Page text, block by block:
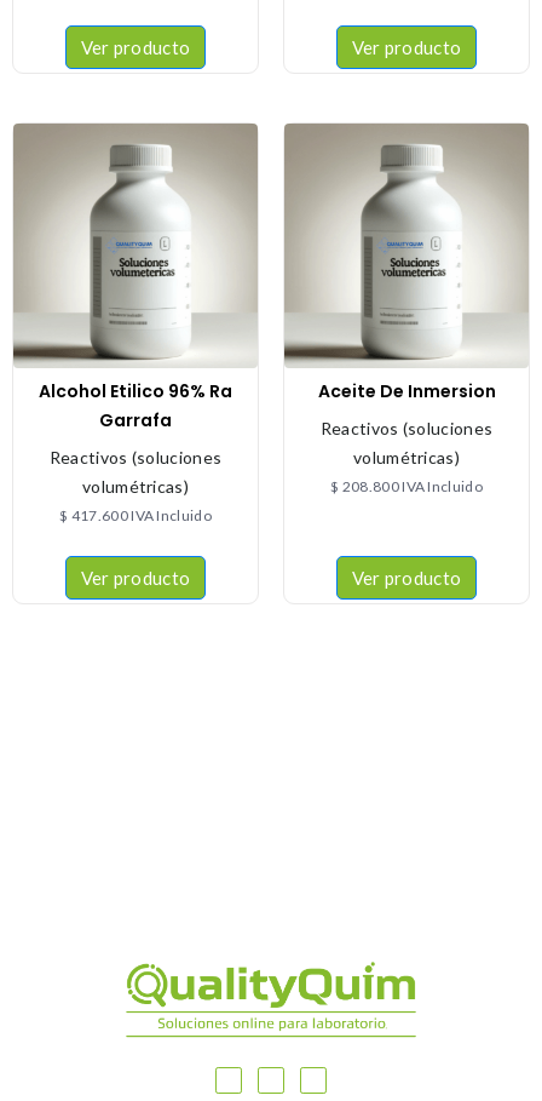
Ver producto Ver producto
Alcohol Etilico 96% Ra
Garrafa
Reactivos (soluciones
volumétricas)
$ 417.600IVA Incluido
Ver producto
Aceite De Inmersion
Reactivos (soluciones
volumétricas)
$ 208.800IVA Incluido
Ver producto